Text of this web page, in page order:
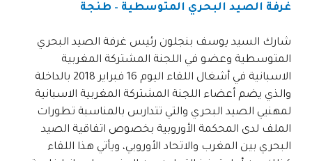
غرفة الصيد البحري المتوسطية – طنجة
شارك السيد يوسف بنجلون رئيس غرفة الصيد البحري
المتوسطية وعضو في اللجنة المشتركة المغربية
الاسبانية في أشغال اللقاء اليوم 16 فبراير 2018 بالداخلة
والذي يضم أعضاء اللجنة المشتركة المغربية الاسبانية
لمهنيي الصيد البحري والتي تتدارس بالمناسبة تطورات
الملف لدى المحكمة الأوروبية بخصوص اتفاقية الصيد
البحري بين المغرب والاتحاد الأوروبي، ويأتي هذا اللقاء